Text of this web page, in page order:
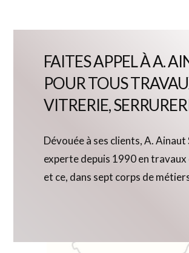
FAITES APPEL À A.
POUR TOUS
VITRERIE,
Dévouée à ses clients, A.
experte depuis 1990 en
et ce, dans sept corps de